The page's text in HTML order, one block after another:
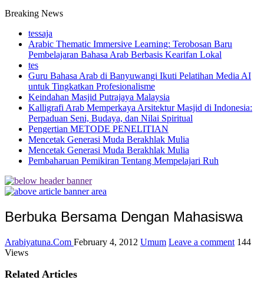
Breaking News
tessaja
Arabic Thematic Immersive Learning: Terobosan Baru
Pembelajaran Bahasa Arab Berbasis Kearifan Lokal
tes
Guru Bahasa Arab di Banyuwangi Ikuti Pelatihan Media AI
untuk Tingkatkan Profesionalisme
Keindahan Masjid Putrajaya Malaysia
Kalligrafi Arab Memperkaya Arsitektur Masjid di Indonesia:
Perpaduan Seni, Budaya, dan Nilai Spiritual
Pengertian METODE PENELITIAN
Mencetak Generasi Muda Berakhlak Mulia
Mencetak Generasi Muda Berakhlak Mulia
Pembaharuan Pemikiran Tentang Mempelajari Ruh
Berbuka Bersama Dengan Mahasiswa
Arabiyatuna.Com February 4, 2012 Umum Leave a comment 144
Views
Related Articles